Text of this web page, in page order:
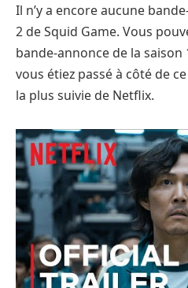
Il n’y a encore aucune
2 de Squid Game. Vous
bande-annonce de la
vous étiez passé à côté de
la plus suivie de Netflix.